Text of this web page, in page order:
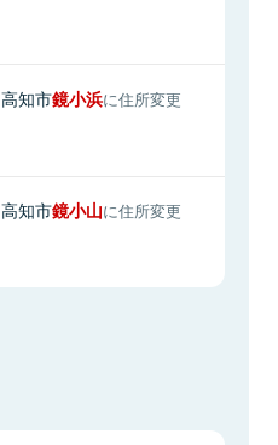
高知市鏡小浜に住所変更
高知市鏡小山に住所変更